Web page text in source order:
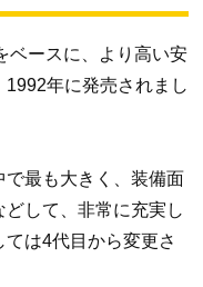
ベースに、より高い安
年に発売されまし
最も大きく、装備面
して、非常に充実し
は4代目から変更さ